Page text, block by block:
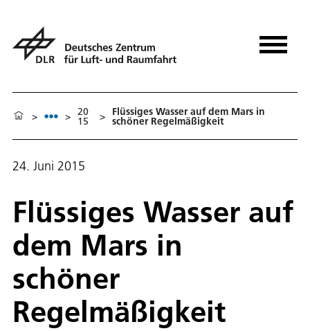
> > 20
15 > Flüssiges Wasser auf dem Mars in
schöner Regelmäßigkeit
24. Juni 2015
Flüssiges Wasser auf
dem Mars in
schöner
Regelmäßigkeit